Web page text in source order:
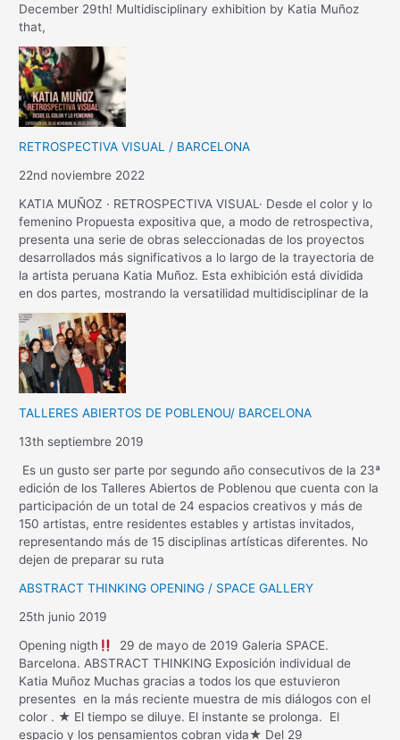
December 29th! Multidisciplinary exhibition by Katia Muñoz
that,
RETROSPECTIVA VISUAL / BARCELONA
22nd noviembre 2022
KATIA MUÑOZ · RETROSPECTIVA VISUAL· Desde el color y lo
femenino Propuesta expositiva que, a modo de retrospectiva,
presenta una serie de obras seleccionadas de los proyectos
desarrollados más significativos a lo largo de la trayectoria de
la artista peruana Katia Muñoz. Esta exhibición está dividida
en dos partes, mostrando la versatilidad multidisciplinar de la
TALLERES ABIERTOS DE POBLENOU/ BARCELONA
13th septiembre 2019
Es un gusto ser parte por segundo año consecutivos de la 23ª
edición de los Talleres Abiertos de Poblenou que cuenta con la
participación de un total de 24 espacios creativos y más de
150 artistas, entre residentes estables y artistas invitados,
representando más de 15 disciplinas artísticas diferentes. No
dejen de preparar su ruta
ABSTRACT THINKING OPENING / SPACE GALLERY
25th junio 2019
Opening nigth
29 de mayo de 2019 Galeria SPACE.
Barcelona. ABSTRACT THINKING Exposición individual de
Katia Muñoz Muchas gracias a todos los que estuvieron
presentes en la más reciente muestra de mis diálogos con el
color . ★ El tiempo se diluye. El instante se prolonga. El
espacio y los pensamientos cobran vida★ Del 29